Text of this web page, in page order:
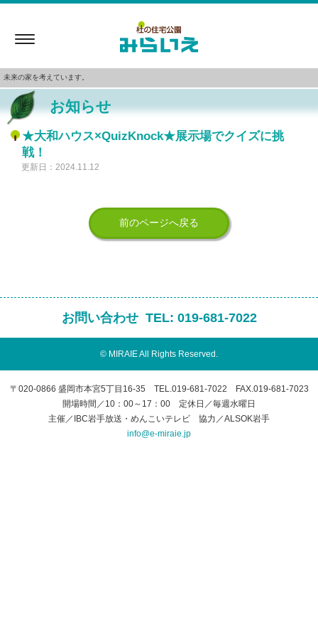
Toggle
未来の家を考えています。
お知らせ
★大和ハウス×QuizKnock★展示場でクイズに挑
戦！
更新日：2024.11.12
前のページへ戻る
お問い合わせ TEL: 019-681-7022
© MIRAIE All Rights Reserved.
〒020-0866 盛岡市本宮5丁目16-35 TEL.019-681-7022 FAX.019-681-7023
開場時間／10：00～17：00 定休日／毎週水曜日
主催／IBC岩手放送・めんこいテレビ 協力／ALSOK岩手
info@e-miraie.jp